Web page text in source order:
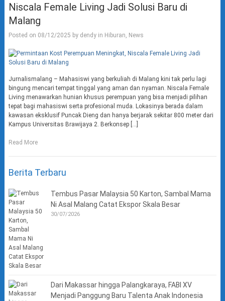
Niscala Female Living Jadi Solusi Baru di
Malang
Posted on 08/12/2025 by dendyin Hiburan News
Jurnalismalang – Mahasiswi yang berkuliah di Malang kini tak perlu lagi
bingung mencari tempat tinggal yang aman dan nyaman. Niscala Female
Living menawarkan hunian khusus perempuan yang bisa menjadi pilihan
tepat bagi mahasiswi serta profesional muda. Lokasinya berada dalam
kawasan eksklusif Puncak Dieng dan hanya berjarak sekitar 800 meter dari
Kampus Universitas Brawijaya 2. Berkonsep […]
Read More
Berita Terbaru
Tembus Pasar Malaysia 50 Karton, Sambal Mama
Ni Asal Malang Catat Ekspor Skala Besar
30/07/2026
Dari Makassar hingga Palangkaraya, FABI XV
Menjadi Panggung Baru Talenta Anak Indonesia